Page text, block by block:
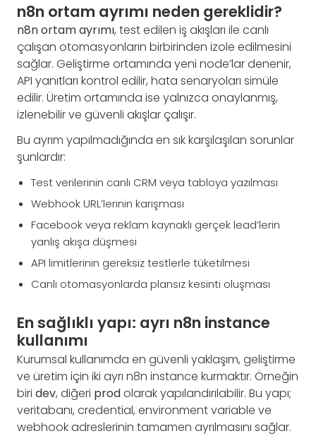
n8n ortam ayrımı neden gereklidir?
n8n ortam ayrımı, test edilen iş akışları ile canlı
çalışan otomasyonların birbirinden izole edilmesini
sağlar. Geliştirme ortamında yeni node’lar denenir,
API yanıtları kontrol edilir, hata senaryoları simüle
edilir. Üretim ortamında ise yalnızca onaylanmış,
izlenebilir ve güvenli akışlar çalışır.
Bu ayrım yapılmadığında en sık karşılaşılan sorunlar
şunlardır:
Test verilerinin canlı CRM veya tabloya yazılması
Webhook URL’lerinin karışması
Facebook veya reklam kaynaklı gerçek lead’lerin
yanlış akışa düşmesi
API limitlerinin gereksiz testlerle tüketilmesi
Canlı otomasyonlarda plansız kesinti oluşması
En sağlıklı yapı: ayrı n8n instance
kullanımı
Kurumsal kullanımda en güvenli yaklaşım, geliştirme
ve üretim için iki ayrı n8n instance kurmaktır. Örneğin
biri dev, diğeri prodolarak yapılandırılabilir. Bu yapı;
veritabanı, credential, environment variable ve
webhook adreslerinin tamamen ayrılmasını sağlar.